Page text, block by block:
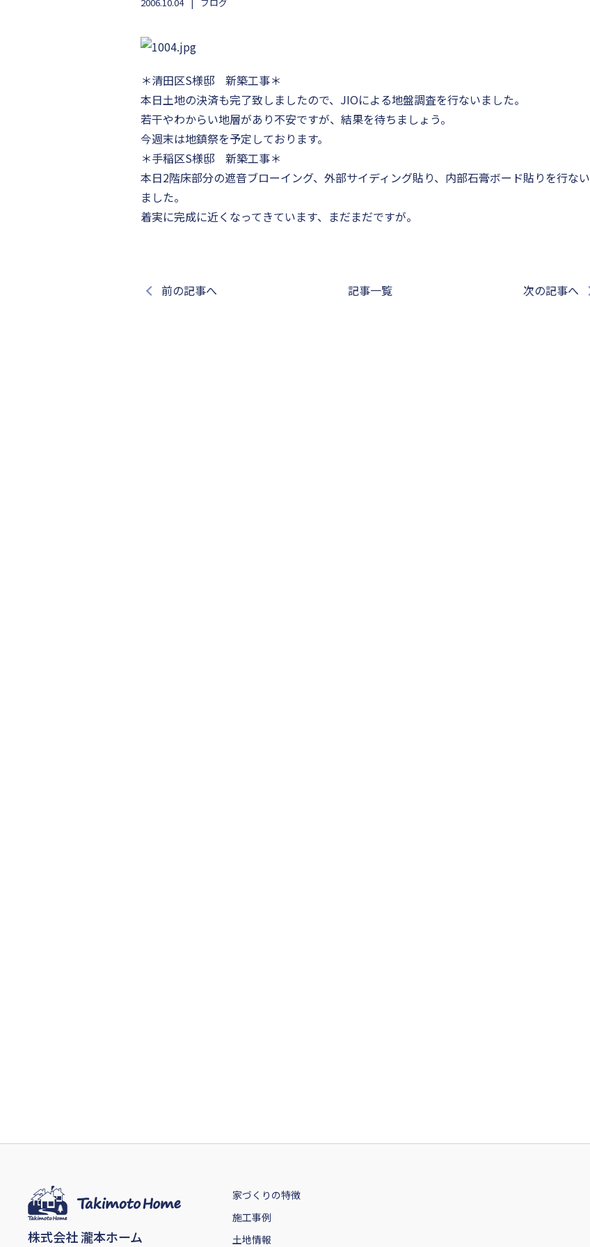
＊清田区S様邸 新築工事＊
本日土地の決済も完了致しましたので、JIOによる地盤調査を行ないました。
若干やわからい地層があり不安ですが、結果を待ちましょう。
今週末は地鎮祭を予定しております。
＊手稲区S様邸 新築工事＊
本日2階床部分の遮音ブローイング、外部サイディング貼り、内部石膏ボード貼りを行ない
ました。
着実に完成に近くなってきています、まだまだですが。
前の記事へ 記事一覧 次の記事へ
株式会社 瀧本ホーム
家づくりの特徴
施工事例
土地情報